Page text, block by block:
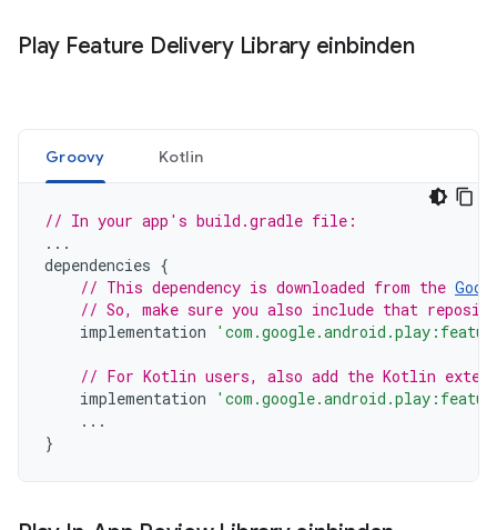
Play Feature Delivery Library einbinden
Groovy Kotlin
// In your app's build.gradle file:
...
dependencies {
// This dependency is downloaded from the
// So, make sure you also include that
implementation
// For Kotlin users, also add the Kotlin
implementation
...
}